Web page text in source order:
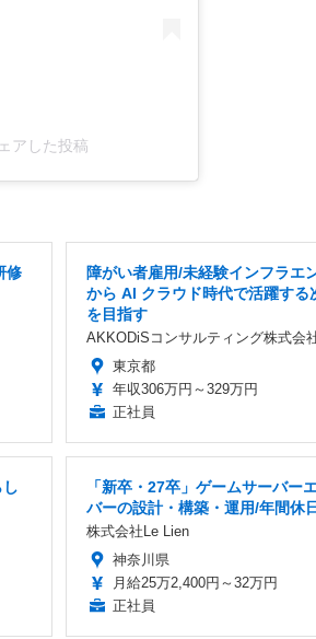
アした投稿
修
障がい者雇用/未経験インフラエ
から AI クラウド時代で活躍する
を目指す
AKKODiSコンサルティング株式会
東京都
年収306万円～329万円
正社員
「新卒・27卒」ゲームサーバー
バーの設計・構築・運用/年間休
株式会社Le Lien
神奈川県
月給25万2,400円～32万円
正社員